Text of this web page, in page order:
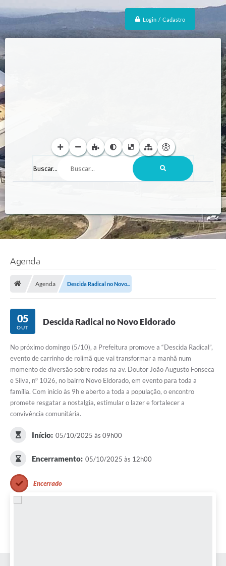
Login / Cadastro
Buscar...
Agenda
Agenda Descida Radical no Novo...
05
OUT
Descida Radical no Novo Eldorado
No próximo domingo (5/10), a Prefeitura promove a “Descida Radical”,
evento de carrinho de rolimã que vai transformar a manhã num
momento de diversão sobre rodas na av. Doutor João Augusto Fonseca
e Silva, nº 1026, no bairro Novo Eldorado, em evento para toda a
família. Com início às 9h e aberto a toda a população, o encontro
promete resgatar a nostalgia, estimular o lazer e fortalecer a
convivência comunitária.
Início: 05/10/2025 às 09h00
Encerramento: 05/10/2025 às 12h00
Encerrado